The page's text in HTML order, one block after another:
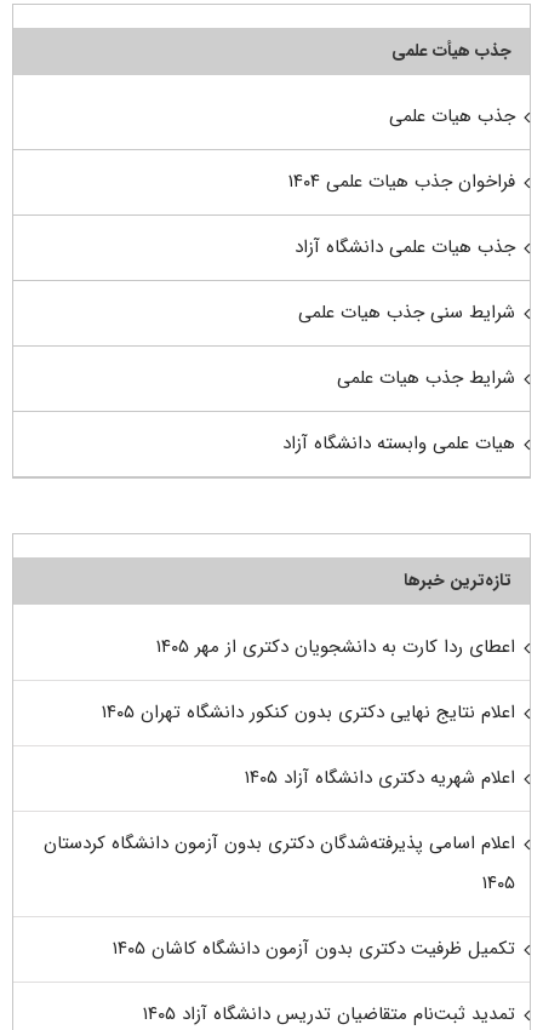
جذب هیأت علمی
جذب هیات علمی
فراخوان جذب هیات علمی ۱۴۰۴
جذب هیات علمی دانشگاه آزاد
شرایط سنی جذب هیات علمی
شرایط جذب هیات علمی
هیات علمی وابسته دانشگاه آزاد
تازه‌ترین خبرها
اعطای ردا کارت به دانشجویان دکتری از مهر ۱۴۰۵
اعلام نتایج نهایی دکتری بدون کنکور دانشگاه تهران ۱۴۰۵
اعلام شهریه دکتری دانشگاه آزاد ۱۴۰۵
اعلام اسامی پذیرفته‌شدگان دکتری بدون آزمون دانشگاه کردستان
۱۴۰۵
تکمیل ظرفیت دکتری بدون آزمون دانشگاه کاشان ۱۴۰۵
تمدید ثبت‌نام متقاضیان تدریس دانشگاه آزاد ۱۴۰۵